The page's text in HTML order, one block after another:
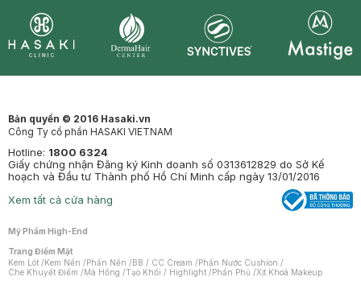
Bản quyền © 2016 Hasaki.vn
Công Ty cổ phần HASAKI VIETNAM
Hotline: 1800 6324
Giấy chứng nhận Đăng ký Kinh doanh số 0313612829 do Sở Kế
hoạch và Đầu tư Thành phố Hồ Chí Minh cấp ngày 13/01/2016
Xem tất cả cửa hàng
Mỹ Phẩm High-End
Trang Điểm Mặt
Kem Lót /Kem Nền /Phấn Nền /BB / CC Cream /Phấn Nước Cushion /
Che Khuyết Điểm /Má Hồng /Tạo Khối / Highlight /Phấn Phủ /Xịt Khoá Makeup